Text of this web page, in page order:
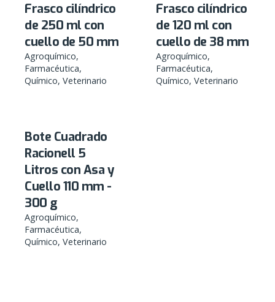
Frasco cilíndrico
de 250 ml con
cuello de 50 mm
Agroquímico
Farmacéutica
Químico Veterinario
Frasco cilíndrico
de 120 ml con
cuello de 38 mm
Agroquímico
Farmacéutica
Químico Veterinario
Bote Cuadrado
Racionell 5
Litros con Asa y
Cuello 110 mm -
300 g
Agroquímico
Farmacéutica
Químico Veterinario